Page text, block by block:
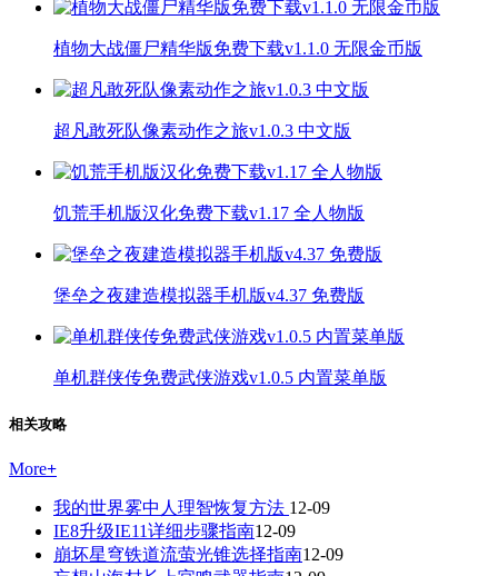
植物大战僵尸精华版免费下载v1.1.0 无限金币版
超凡敢死队像素动作之旅v1.0.3 中文版
饥荒手机版汉化免费下载v1.17 全人物版
堡垒之夜建造模拟器手机版v4.37 免费版
单机群侠传免费武侠游戏v1.0.5 内置菜单版
相关攻略
More+
我的世界雾中人理智恢复方法 12-09
IE8升级IE11详细步骤指南12-09
崩坏星穹铁道流萤光锥选择指南12-09